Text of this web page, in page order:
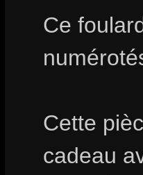
Ce
Cette
cadeau